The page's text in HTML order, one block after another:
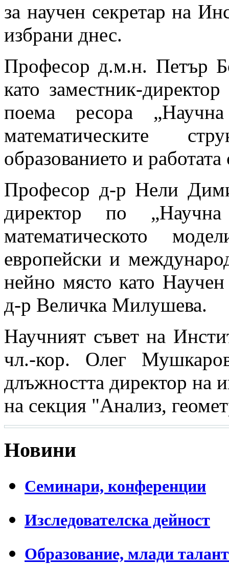
за научен секретар на
избрани днес.
Професор д.м.н. Петър
като заместник-
поема ресора
математическите
образованието и
Професор д-р Нели
директор по
математическото
европейски и
нейно място като
д-р Величка Милушева.
Научният съвет на
чл.-кор. Олег
длъжността директор на
на секция "Анализ,
Новини
Семинари, конференции
Изследователска дейност
Образование, млади